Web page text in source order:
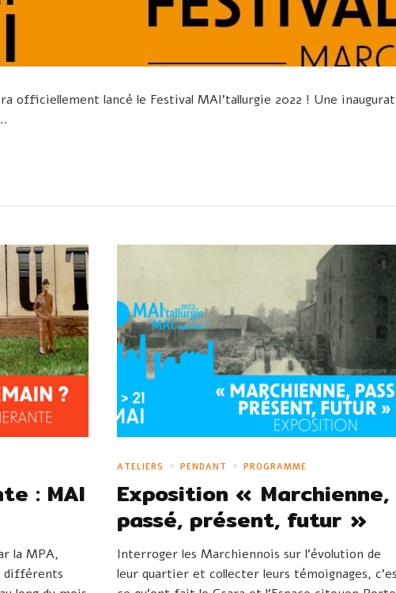
officiellement lancé le Festival MAI’tallurgie 2022 ! Une
: MAI
la MPA,
différents
ATELIERS PENDANT PROGRAMME
Exposition « Marchienne,
passé, présent, futur »
Interroger les Marchiennois sur l’évolution de
leur quartier et collecter leurs témoignages,